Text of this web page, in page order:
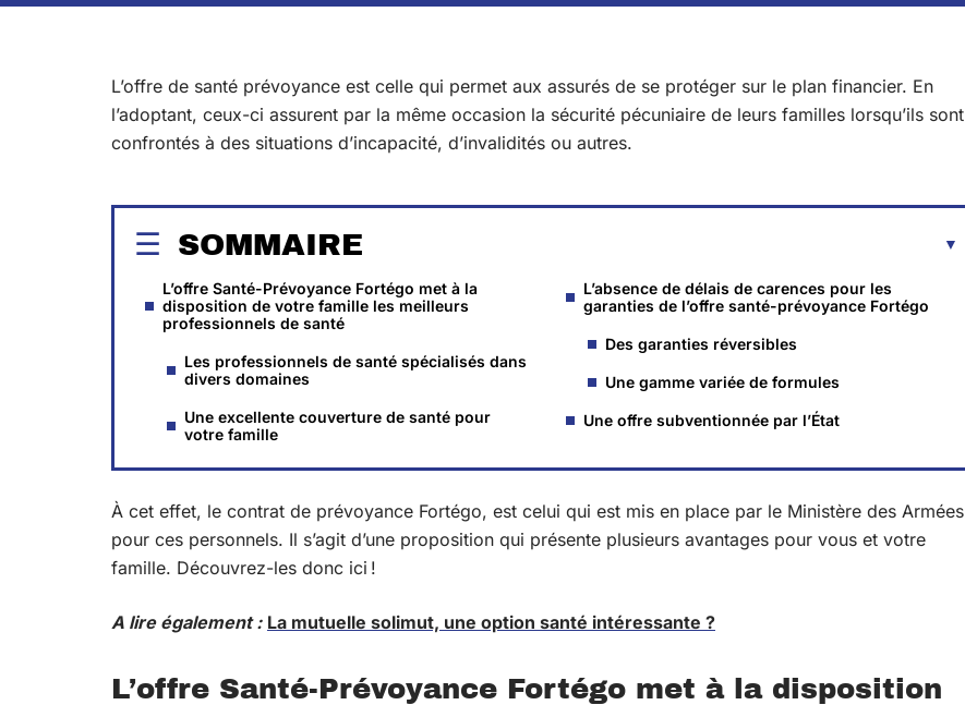
L’offre de santé prévoyance est celle qui permet aux assurés de se protéger sur le plan financier. En
l’adoptant, ceux-ci assurent par la même occasion la sécurité pécuniaire de leurs familles lorsqu’ils sont
confrontés à des situations d’incapacité, d’invalidités ou autres.
SOMMAIRE
L’offre Santé-Prévoyance Fortégo met à la
disposition de votre famille les meilleurs
professionnels de santé
Les professionnels de santé spécialisés dans
divers domaines
Une excellente couverture de santé pour
votre famille
L’absence de délais de carences pour les
garanties de l’offre santé-prévoyance Fortégo
Des garanties réversibles
Une gamme variée de formules
Une offre subventionnée par l’État
À cet effet, le contrat de prévoyance Fortégo, est celui qui est mis en place par le Ministère des Armées
pour ces personnels. Il s’agit d’une proposition qui présente plusieurs avantages pour vous et votre
famille. Découvrez-les donc ici !
A lire également : La mutuelle solimut, une option santé intéressante ?
L’offre Santé-Prévoyance Fortégo met à la disposition